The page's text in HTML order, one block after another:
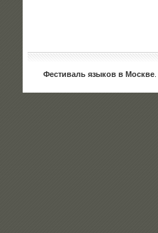
Фестиваль языков в Москве